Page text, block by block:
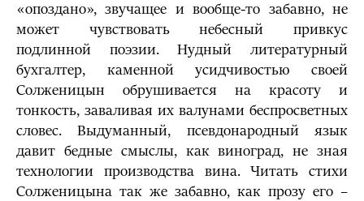
«опоздано», звучащее и вообще-то забавно, не
может чувствовать небесный привкус
подлинной поэзии. Нудный литературный
бухгалтер, каменной усидчивостью своей
Солженицын обрушивается на красоту и
тонкость, заваливая их валунами беспросветных
словес. Выдуманный, псевдонародный язык
давит бедные смыслы, как виноград, не зная
технологии производства вина. Читать стихи
Солженицына так же забавно, как прозу его –